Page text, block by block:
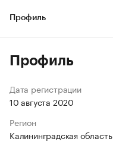
Профиль
Профиль
Дата регистрации
10 августа 2020
Регион
Калининградская область